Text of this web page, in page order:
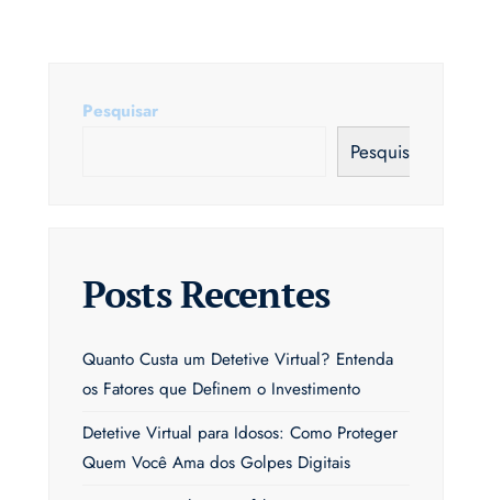
Pesquisar
Pesquisar
Posts Recentes
Quanto Custa um Detetive Virtual? Entenda
os Fatores que Definem o Investimento
Detetive Virtual para Idosos: Como Proteger
Quem Você Ama dos Golpes Digitais